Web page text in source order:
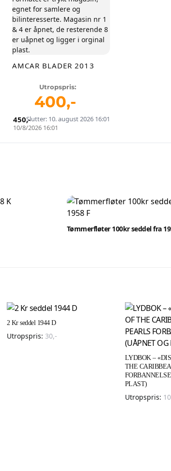
Slutter: 10. august 2026 16:01
AMCAR BLADER 2013
Utropspris:
400,-
10/8/2026 16:01
450,-
Tømmerfløter 100kr seddel fra
2 Kr seddel 1944 D
Utropspris: 30,-
LYDBOK –
THE
PLAST)
Utropspris: